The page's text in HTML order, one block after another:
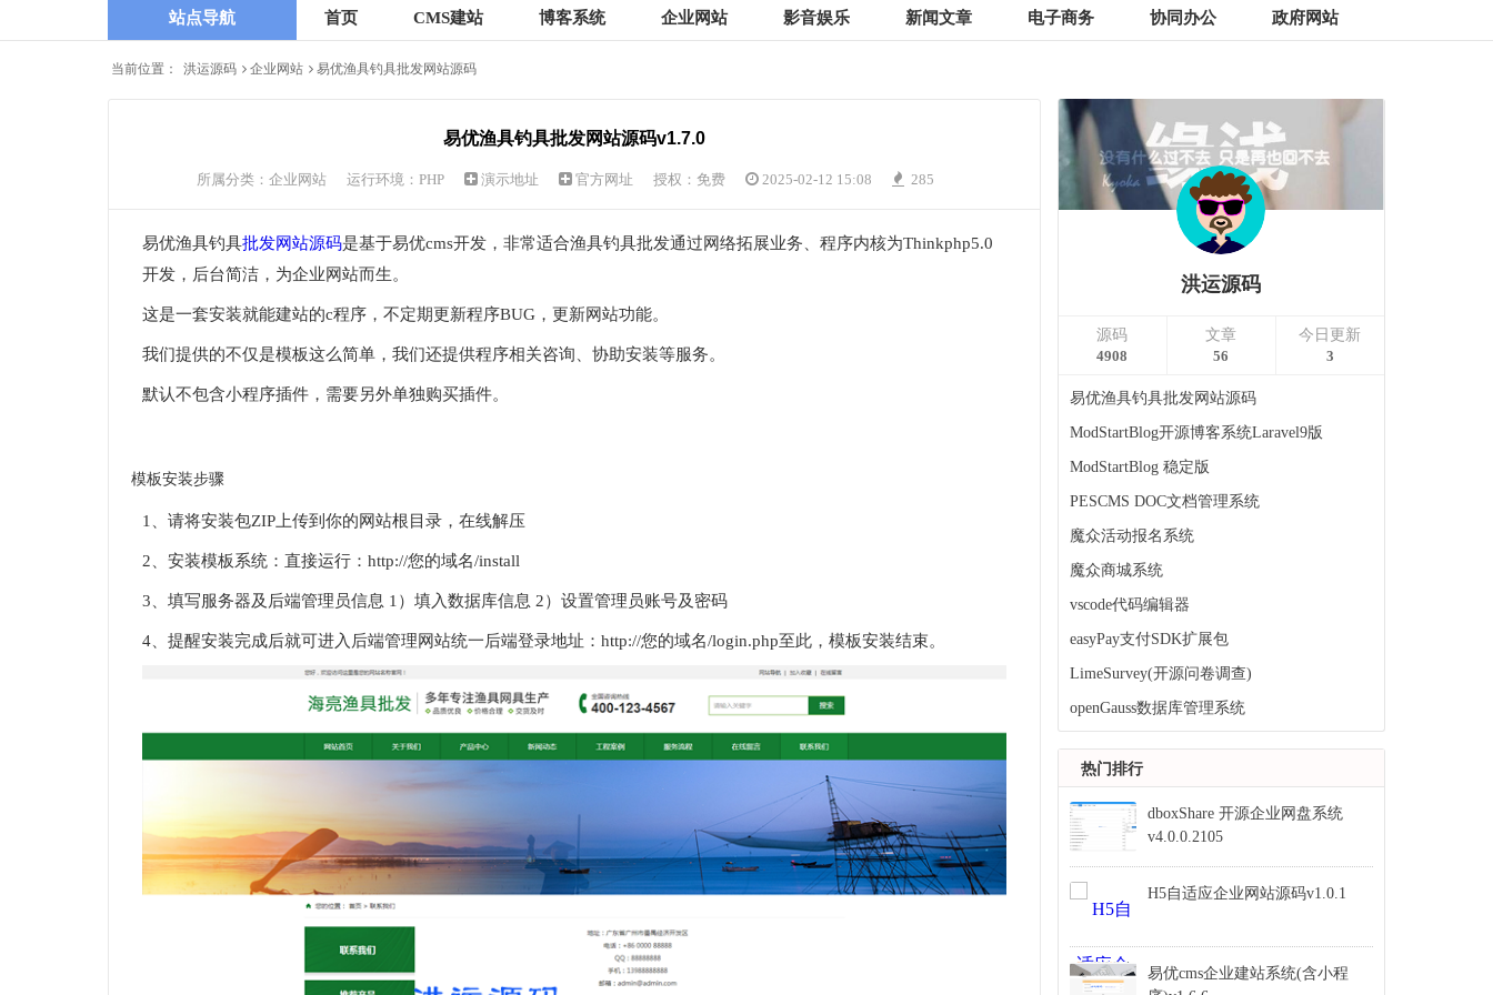
站点导航 首页 CMS建站 博客系统 企业网站 影音娱乐 新闻文章 电子商务 协同办公 政府网站
当前位置： 洪运源码 企业网站 易优渔具钓具批发网站源码
易优渔具钓具批发网站源码v1.7.0
所属分类：企业网站 运行环境：PHP 演示地址 官方网址 授权：免费 2025-02-12 15:08 285
易优渔具钓具批发网站源码是基于易优cms开发，非常适合渔具钓具批发通过网络拓展业务、程序内核为Thinkphp5.0
开发，后台简洁，为企业网站而生。
这是一套安装就能建站的c程序，不定期更新程序BUG，更新网站功能。
我们提供的不仅是模板这么简单，我们还提供程序相关咨询、协助安装等服务。
默认不包含小程序插件，需要另外单独购买插件。
模板安装步骤
1、请将安装包ZIP上传到你的网站根目录，在线解压
2、安装模板系统：直接运行：http://您的域名/install
3、填写服务器及后端管理员信息 1）填入数据库信息 2）设置管理员账号及密码
4、提醒安装完成后就可进入后端管理网站统一后端登录地址：http://您的域名/login.php至此，模板安装结束。
洪运源码
源码
4908
文章
56
今日更新
3
易优渔具钓具批发网站源码
ModStartBlog开源博客系统Laravel9版
ModStartBlog 稳定版
PESCMS DOC文档管理系统
魔众活动报名系统
魔众商城系统
vscode代码编辑器
easyPay支付SDK扩展包
LimeSurvey(开源问卷调查)
openGauss数据库管理系统
热门排行
dboxShare 开源企业网盘系统
v4.0.0.2105
H5自适应企业网站源码v1.0.1
易优cms企业建站系统(含小程